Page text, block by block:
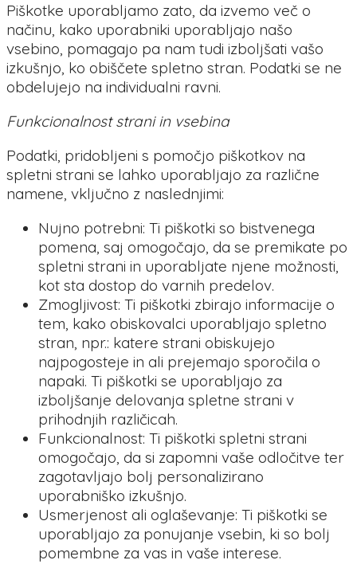
Piškotke uporabljamo zato, da izvemo več o
načinu, kako uporabniki uporabljajo našo
vsebino, pomagajo pa nam tudi izboljšati vašo
izkušnjo, ko obiščete spletno stran. Podatki se ne
obdelujejo na individualni ravni.
Funkcionalnost strani in vsebina
Podatki, pridobljeni s pomočjo piškotkov na
spletni strani se lahko uporabljajo za različne
namene, vključno z naslednjimi:
Nujno potrebni: Ti piškotki so bistvenega
pomena, saj omogočajo, da se premikate po
spletni strani in uporabljate njene možnosti,
kot sta dostop do varnih predelov.
Zmogljivost: Ti piškotki zbirajo informacije o
tem, kako obiskovalci uporabljajo spletno
stran, npr.: katere strani obiskujejo
najpogosteje in ali prejemajo sporočila o
napaki. Ti piškotki se uporabljajo za
izboljšanje delovanja spletne strani v
prihodnjih različicah.
Funkcionalnost: Ti piškotki spletni strani
omogočajo, da si zapomni vaše odločitve ter
zagotavljajo bolj personalizirano
uporabniško izkušnjo.
Usmerjenost ali oglaševanje: Ti piškotki se
uporabljajo za ponujanje vsebin, ki so bolj
pomembne za vas in vaše interese.